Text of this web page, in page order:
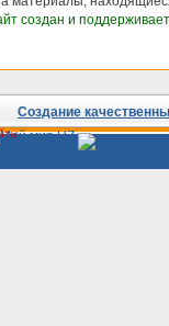
создан и
Создание